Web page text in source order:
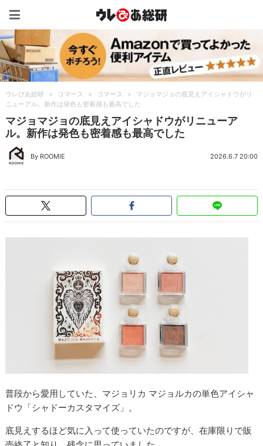
ウレぴあ総研 > コマース > コマース >
マジョマジョの底見えアイシャドウがリ
ニューアル。新作は発色も密着感も最高でした
マジョマジョの底見えアイシャドウがリニューア
ル。新作は発色も密着感も最高でした
By ROOMIE 2026.6.7 20:00
普段から愛用していた、マジョリカ マジョルカの単色アイシャ
ドウ「シャドーカスタマイズ」。
底見えするほど気に入って使っていたのですが、在庫限りで販